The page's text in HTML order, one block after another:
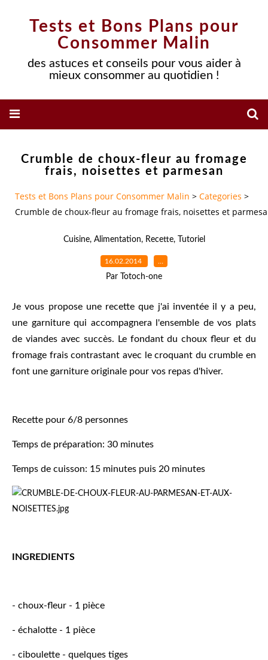
Tests et Bons Plans pour
Consommer Malin
des astuces et conseils pour vous aider à
mieux consommer au quotidien !
Crumble de choux-fleur au fromage
frais, noisettes et parmesan
Tests et Bons Plans pour Consommer Malin > Categories >
Crumble de choux-fleur au fromage frais, noisettes et
Cuisine, Alimentation, Recette, Tutoriel
16.02.2014 …
Par Totoch-one
Je vous propose une recette que j'ai inventée il y a peu,
une garniture qui accompagnera l'ensemble de vos plats
de viandes avec succès. Le fondant du choux fleur et du
fromage frais contrastant avec le croquant du crumble en
font une garniture originale pour vos repas d'hiver.
Recette pour 6/8 personnes
Temps de préparation: 30 minutes
Temps de cuisson: 15 minutes puis 20 minutes
INGREDIENTS
- choux-fleur - 1 pièce
- échalotte - 1 pièce
- ciboulette - quelques tiges